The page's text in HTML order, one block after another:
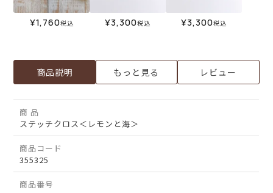
¥1,760税込 ¥3,300税込 ¥3,300税込
商品説明 もっと見る レビュー
商 品
ステッチクロス＜レモンと海＞
商品コード
355325
商品番号